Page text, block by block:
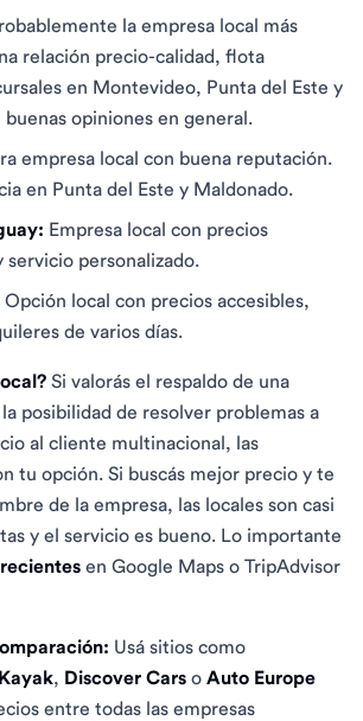
la empresa local más
relación precio-calidad, flota
en Montevideo, Punta del Este y
opiniones en general.
empresa local con buena reputación.
en Punta del Este y Maldonado.
Empresa local con precios
personalizado.
Opción local con precios accesibles,
de varios días.
Si valorás el respaldo de una
posibilidad de resolver problemas a
al cliente multinacional, las
tu opción. Si buscás mejor precio y te
de la empresa, las locales son casi
y el servicio es bueno. Lo importante
en Google Maps o TripAdvisor
Usá sitios como
Kayak, Discover Cars o Auto Europe
entre todas las empresas